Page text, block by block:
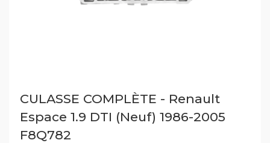
CULASSE COMPLÈTE - Renault
Espace 1.9 DTI (Neuf) 1986-2005
F8Q782